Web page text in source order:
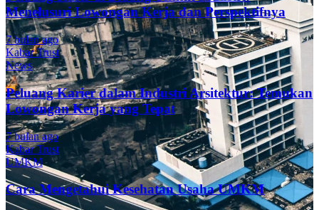
Menelusuri Lowongan Kerja dan Perspektifnya
7 bulan ago
Kabar Trust
News
Peluang Karier dalam Industri Arsitektur: Temukan
Lowongan Kerja yang Tepat
7 bulan ago
Kabar Trust
UMKM
Cara Mengetahui Kesehatan Usaha UMKM